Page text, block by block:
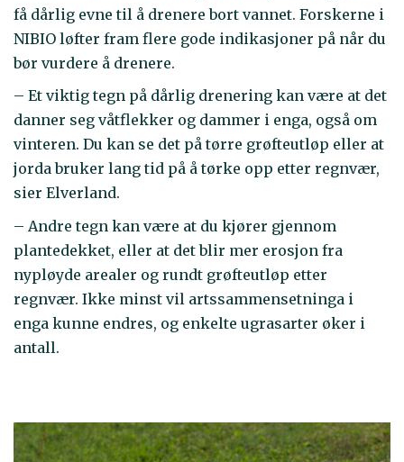
få dårlig evne til å drenere bort vannet. Forskerne i
NIBIO løfter fram flere gode indikasjoner på når du
bør vurdere å drenere.
– Et viktig tegn på dårlig drenering kan være at det
danner seg våtflekker og dammer i enga, også om
vinteren. Du kan se det på tørre grøfteutløp eller at
jorda bruker lang tid på å tørke opp etter regnvær,
sier Elverland.
– Andre tegn kan være at du kjører gjennom
plantedekket, eller at det blir mer erosjon fra
nypløyde arealer og rundt grøfteutløp etter
regnvær. Ikke minst vil artssammensetninga i
enga kunne endres, og enkelte ugrasarter øker i
antall.